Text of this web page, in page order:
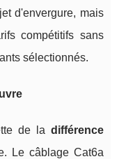
d'envergure, mais
compétitifs sans
sélectionnés.
de la différence
Le câblage Cat6a